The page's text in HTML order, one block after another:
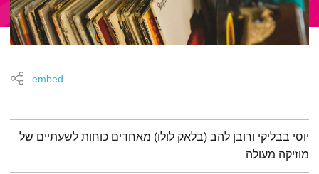
embed
תמצית הפודקאסט
יוסי בבליקי ורובן להב (בלאק לולו) מאחדים כוחות לשעתיים של
מוזיקה מעולה